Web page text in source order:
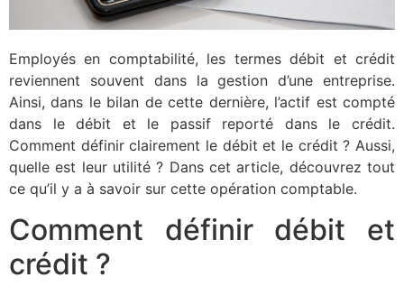
Employés en comptabilité, les termes débit et crédit
reviennent souvent dans la gestion d’une entreprise.
Ainsi, dans le bilan de cette dernière, l’actif est compté
dans le débit et le passif reporté dans le crédit.
Comment définir clairement le débit et le crédit ? Aussi,
quelle est leur utilité ? Dans cet article, découvrez tout
ce qu’il y a à savoir sur cette opération comptable.
Comment définir débit et
crédit ?